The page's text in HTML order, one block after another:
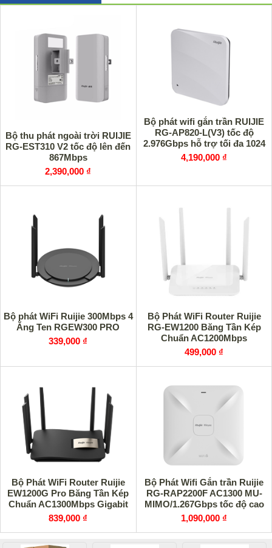
Bộ thu phát ngoài trời RUIJIE
RG-EST310 V2 tốc độ lên đến
867Mbps
2,390,000 ₫
Bộ phát wifi gắn trần RUIJIE
RG-AP820-L(V3) tốc độ
2.976Gbps hỗ trợ tối đa 1024
người dùng
4,190,000 ₫
Bộ phát WiFi Ruijie 300Mbps 4
Ăng Ten RGEW300 PRO
339,000 ₫
Bộ Phát WiFi Router Ruijie
RG-EW1200 Băng Tần Kép
Chuẩn AC1200Mbps
499,000 ₫
Bộ Phát WiFi Router Ruijie
EW1200G Pro Băng Tần Kép
Chuẩn AC1300Mbps Gigabit
839,000 ₫
Bộ Phát Wifi Gắn trần Ruijie
RG-RAP2200F AC1300 MU-
MIMO/1.267Gbps tốc độ cao
1,090,000 ₫